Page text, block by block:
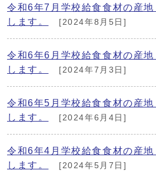
令和6年7月学校給食食材の産
します。
[2024年8月5日]
令和6年6月学校給食食材の産
します。
[2024年7月3日]
令和6年5月学校給食食材の産
します。
[2024年6月4日]
令和6年4月学校給食食材の産
します。
[2024年5月7日]